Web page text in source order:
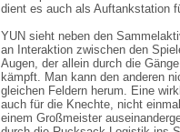
dient es auch als Auftankstation
YUN sieht neben den
an Interaktion zwischen den
Augen, der allein durch die
kämpft. Man kann den anderen
gleichen Feldern herum. Eine
auch für die Knechte, nicht
einem Großmeister